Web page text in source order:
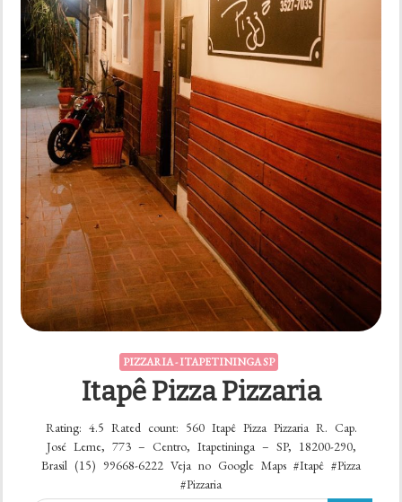
PIZZARIA - ITAPETININGA SP
Itapê Pizza Pizzaria
Rating: 4.5 Rated count: 560 Itapê Pizza Pizzaria R. Cap.
José Leme, 773 – Centro, Itapetininga – SP, 18200-290,
Brasil (15) 99668-6222 Veja no Google Maps #Itapê #Pizza
#Pizzaria